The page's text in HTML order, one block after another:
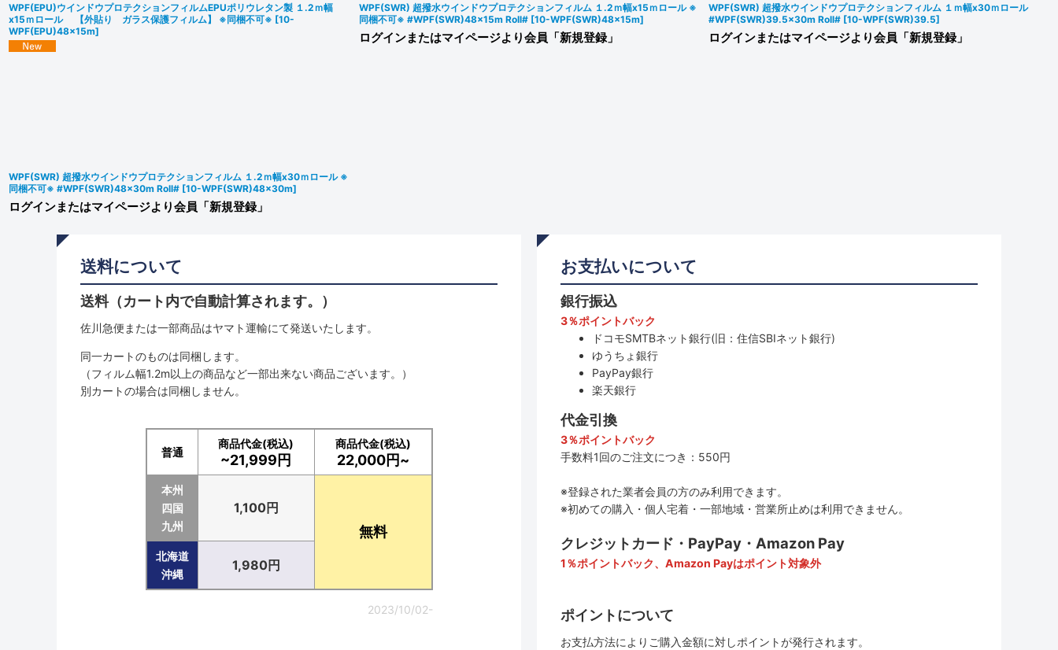
WPF(EPU)ウインドウプロテクションフィルムEPUポリウレタン製 １.2ｍ幅
x15ｍロール 【外貼り ガラス保護フィルム】 ※同梱不可※ [10-
WPF(EPU)48x15m]
WPF(SWR) 超撥水ウインドウプロテクションフィルム １.2ｍ幅x15ｍロール ※
同梱不可※ #WPF(SWR)48x15m Roll# [10-WPF(SWR)48x15m]
ログインまたはマイページより会員「新規登録」
WPF(SWR) 超撥水ウインドウプロテクションフィルム １ｍ幅x30ｍロール
#WPF(SWR)39.5x30m Roll# [10-WPF(SWR)39.5]
ログインまたはマイページより会員「新規登録」
WPF(SWR) 超撥水ウインドウプロテクションフィルム １.2ｍ幅x30ｍロール ※
同梱不可※ #WPF(SWR)48x30m Roll# [10-WPF(SWR)48x30m]
ログインまたはマイページより会員「新規登録」
送料について
送料（カート内で自動計算されます。）
佐川急便または一部商品はヤマト運輸にて発送いたします。
同一カートのものは同梱します。
（フィルム幅1.2m以上の商品など一部出来ない商品ございます。）
別カートの場合は同梱しません。
普通
商品代金(税込)
~21,999円
商品代金(税込)
22,000円~
本州
四国
九州
1,100円
無料
北海道
沖縄
1,980円
2023/10/02-
お支払いについて
銀行振込
3％ポイントバック
ドコモSMTBネット銀行(旧：住信SBIネット銀行)
ゆうちょ銀行
PayPay銀行
楽天銀行
代金引換
3％ポイントバック
手数料1回のご注文につき：550円
※登録された業者会員の方のみ利用できます。
※初めての購入・個人宅着・一部地域・営業所止めは利用できません。
クレジットカード・PayPay・Amazon Pay
1％ポイントバック、Amazon Payはポイント対象外
ポイントについて
お支払方法によりご購入金額に対しポイントが発行されます。